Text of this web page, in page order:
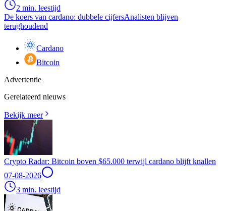
2 min. leestijd
De koers van cardano: dubbele cijfersAnalisten blijven
terughoudend
Cardano
Bitcoin
Advertentie
Gerelateerd nieuws
Bekijk meer
Crypto Radar: Bitcoin boven $65.000 terwijl cardano blijft knallen
07-08-2026
3 min. leestijd